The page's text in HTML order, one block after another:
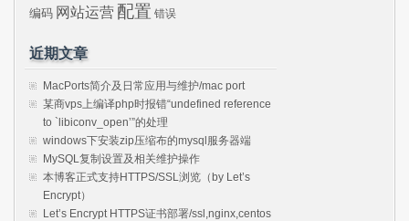
编码 网站运营 配置 错误
近期文章
MacPorts简介及日常应用与维护/mac port
某商vps上编译php时报错“undefined reference
to `libiconv_open’”的处理
windows下安装zip压缩布的mysql服务器端
MySQL复制设置及相关维护操作
本博客正式支持HTTPS/SSL浏览（by Let’s
Encrypt）
Let’s Encrypt HTTPS证书部署/ssl,nginx,centos